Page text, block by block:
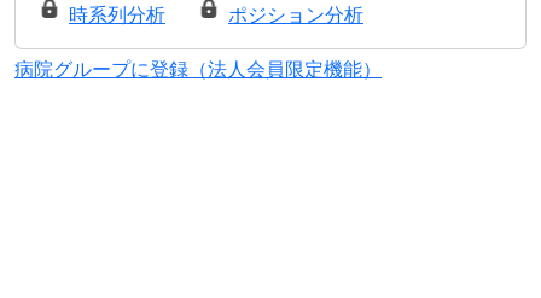
時系列分析
ポジション分析
病院グループに登録（法人会員限定機能）